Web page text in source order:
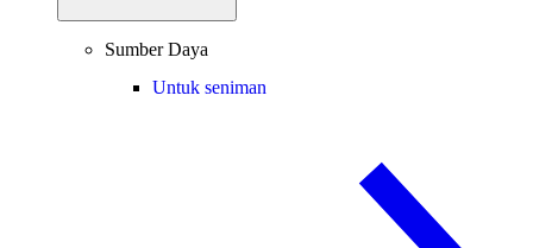
Sumber Daya
Untuk seniman